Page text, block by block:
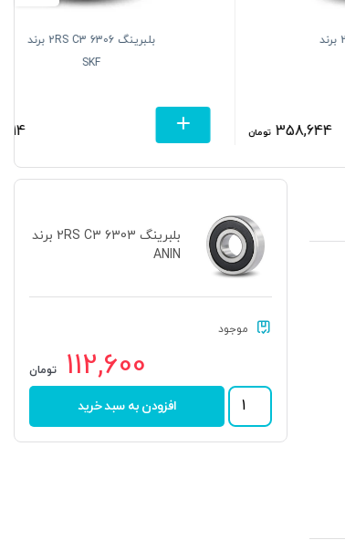
تومان
بلبرینگ 6306 2RS C3 برند
بلبرینگ 6303 2RS C3 برند
ANIN
موجود
112,600 تومان
بلبرینگ
6303
2RS
افزودن به سبد خرید